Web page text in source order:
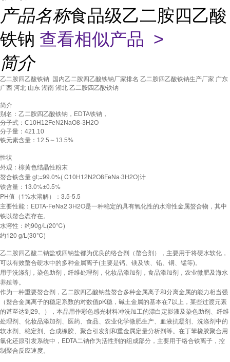
产品名称食品级乙二胺四乙酸
铁钠 查看相似产品 >
简介
乙二胺四乙酸铁钠 国内乙二胺四乙酸铁钠厂家排名 乙二胺四乙酸铁钠生产厂家 广东
广西 河北 山东 湖南 湖北 乙二胺四乙酸铁钠
简介
别名：乙二胺四乙酸铁钠，EDTA铁钠，
分子式：C10H12FeN2NaO8·3H2O
分子量：421.10
铁元素含量：12.5～13.5%
性状
外观：棕黄色结晶性粉末
螯合铁含量 gt;=99.0%( C10H12N2O8FeNa·3H2O)计
铁含量：13.0%±0.5%
PH值（1%水溶解）：3.5-5.5
主要性能：EDTA-FeNa2·3H2O是一种稳定的具有氧化性的水溶性金属螯合物，其中
铁以螯合态存在。
水溶性：约90g/L(20℃)
约120 g/L(30℃)
乙二胺四乙酸二钠盐或四钠盐都为优良的络合剂（螯合剂），主要用于将硬水软化，
可以有效螯合硬水中的多种金属离子(主要是钙、镁及铁、铅、铜、锰等)。
用于洗涤剂，染色助剂，纤维处理剂，化妆品添加剂，食品添加剂，农业微肥及海水
养殖等。
作为一种重要螯合剂，乙二胺四乙酸钠盐螯合多种金属离子和分离金属的能力相当强
（螯合金属离子的稳定系数的对数值pK稳，碱土金属的基本在7以上，某些过渡元素
的甚至达到29。），本品用作彩色感光材料冲洗加工的漂白定影液及染色助剂、纤维
处理剂、化妆品添加剂、医药、食品、农业化学微肥生产、血液抗凝剂、洗涤剂中的
软水剂、稳定剂、合成橡胶、聚合引发剂和重金属定量分析剂等。在丁苯橡胶聚合用
氯化还原引发系统中，EDTA二钠作为活性剂的组成部分，主要用于络合铁离子，控
制聚合反应速度。